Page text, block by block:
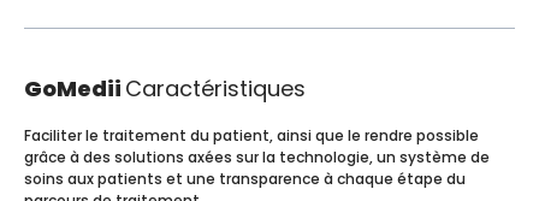
GoMedii Caractéristiques
Faciliter le traitement du patient, ainsi que le rendre possible
grâce à des solutions axées sur la technologie, un système de
soins aux patients et une transparence à chaque étape du